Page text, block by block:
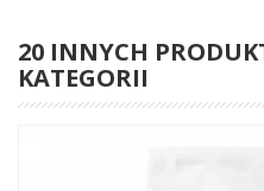
20 INNYCH
KATEGORII